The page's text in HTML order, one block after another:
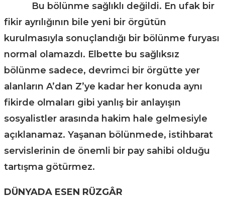
Bu bölünme sağlıklı değildi. En ufak bir
fikir ayrılığının bile yeni bir örgütün
kurulmasıyla sonuçlandığı bir bölünme furyası
normal olamazdı. Elbette bu sağlıksız
bölünme sadece, devrimci bir örgütte yer
alanların A’dan Z’ye kadar her konuda aynı
fikirde olmaları gibi yanlış bir anlayışın
sosyalistler arasında hakim hale gelmesiyle
açıklanamaz. Yaşanan bölünmede, istihbarat
servislerinin de önemli bir pay sahibi olduğu
tartışma götürmez.
DÜNYADA ESEN RÜZGÂR